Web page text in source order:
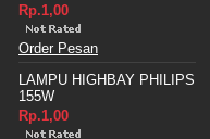
Rp.1,00
Order Pesan
LAMPU HIGHBAY PHILIPS
155W
Rp.1,00